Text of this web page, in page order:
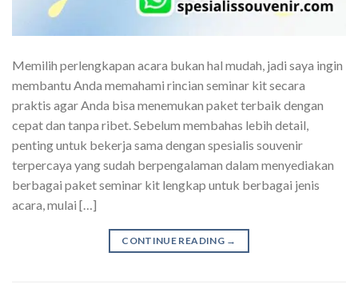
Memilih perlengkapan acara bukan hal mudah, jadi saya ingin
membantu Anda memahami rincian seminar kit secara
praktis agar Anda bisa menemukan paket terbaik dengan
cepat dan tanpa ribet. Sebelum membahas lebih detail,
penting untuk bekerja sama dengan spesialis souvenir
terpercaya yang sudah berpengalaman dalam menyediakan
berbagai paket seminar kit lengkap untuk berbagai jenis
acara, mulai […]
CONTINUE READING →